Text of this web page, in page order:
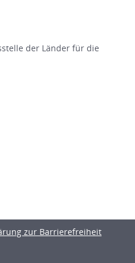
der Länder für die
zur Barrierefreiheit